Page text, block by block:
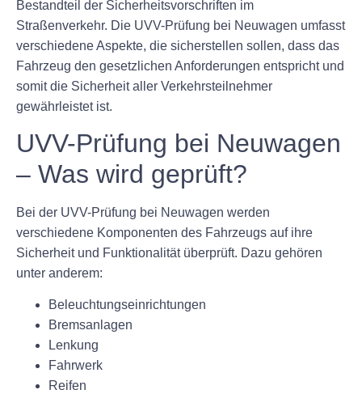
Bestandteil der Sicherheitsvorschriften im
Straßenverkehr. Die UVV-Prüfung bei Neuwagen umfasst
verschiedene Aspekte, die sicherstellen sollen, dass das
Fahrzeug den gesetzlichen Anforderungen entspricht und
somit die Sicherheit aller Verkehrsteilnehmer
gewährleistet ist.
UVV-Prüfung bei Neuwagen
– Was wird geprüft?
Bei der UVV-Prüfung bei Neuwagen werden
verschiedene Komponenten des Fahrzeugs auf ihre
Sicherheit und Funktionalität überprüft. Dazu gehören
unter anderem:
Beleuchtungseinrichtungen
Bremsanlagen
Lenkung
Fahrwerk
Reifen